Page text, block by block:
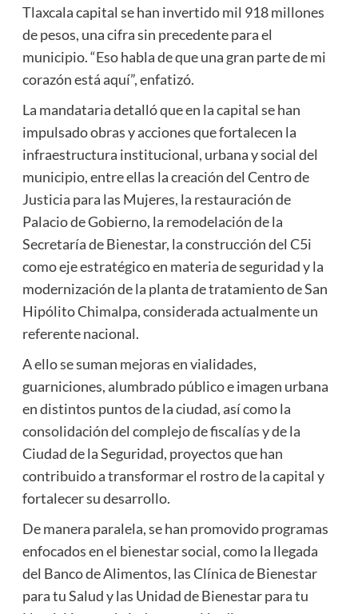
Tlaxcala capital se han invertido mil 918 millones
de pesos, una cifra sin precedente para el
municipio. “Eso habla de que una gran parte de mi
corazón está aquí”, enfatizó.
La mandataria detalló que en la capital se han
impulsado obras y acciones que fortalecen la
infraestructura institucional, urbana y social del
municipio, entre ellas la creación del Centro de
Justicia para las Mujeres, la restauración de
Palacio de Gobierno, la remodelación de la
Secretaría de Bienestar, la construcción del C5i
como eje estratégico en materia de seguridad y la
modernización de la planta de tratamiento de San
Hipólito Chimalpa, considerada actualmente un
referente nacional.
A ello se suman mejoras en vialidades,
guarniciones, alumbrado público e imagen urbana
en distintos puntos de la ciudad, así como la
consolidación del complejo de fiscalías y de la
Ciudad de la Seguridad, proyectos que han
contribuido a transformar el rostro de la capital y
fortalecer su desarrollo.
De manera paralela, se han promovido programas
enfocados en el bienestar social, como la llegada
del Banco de Alimentos, las Clínica de Bienestar
para tu Salud y las Unidad de Bienestar para tu